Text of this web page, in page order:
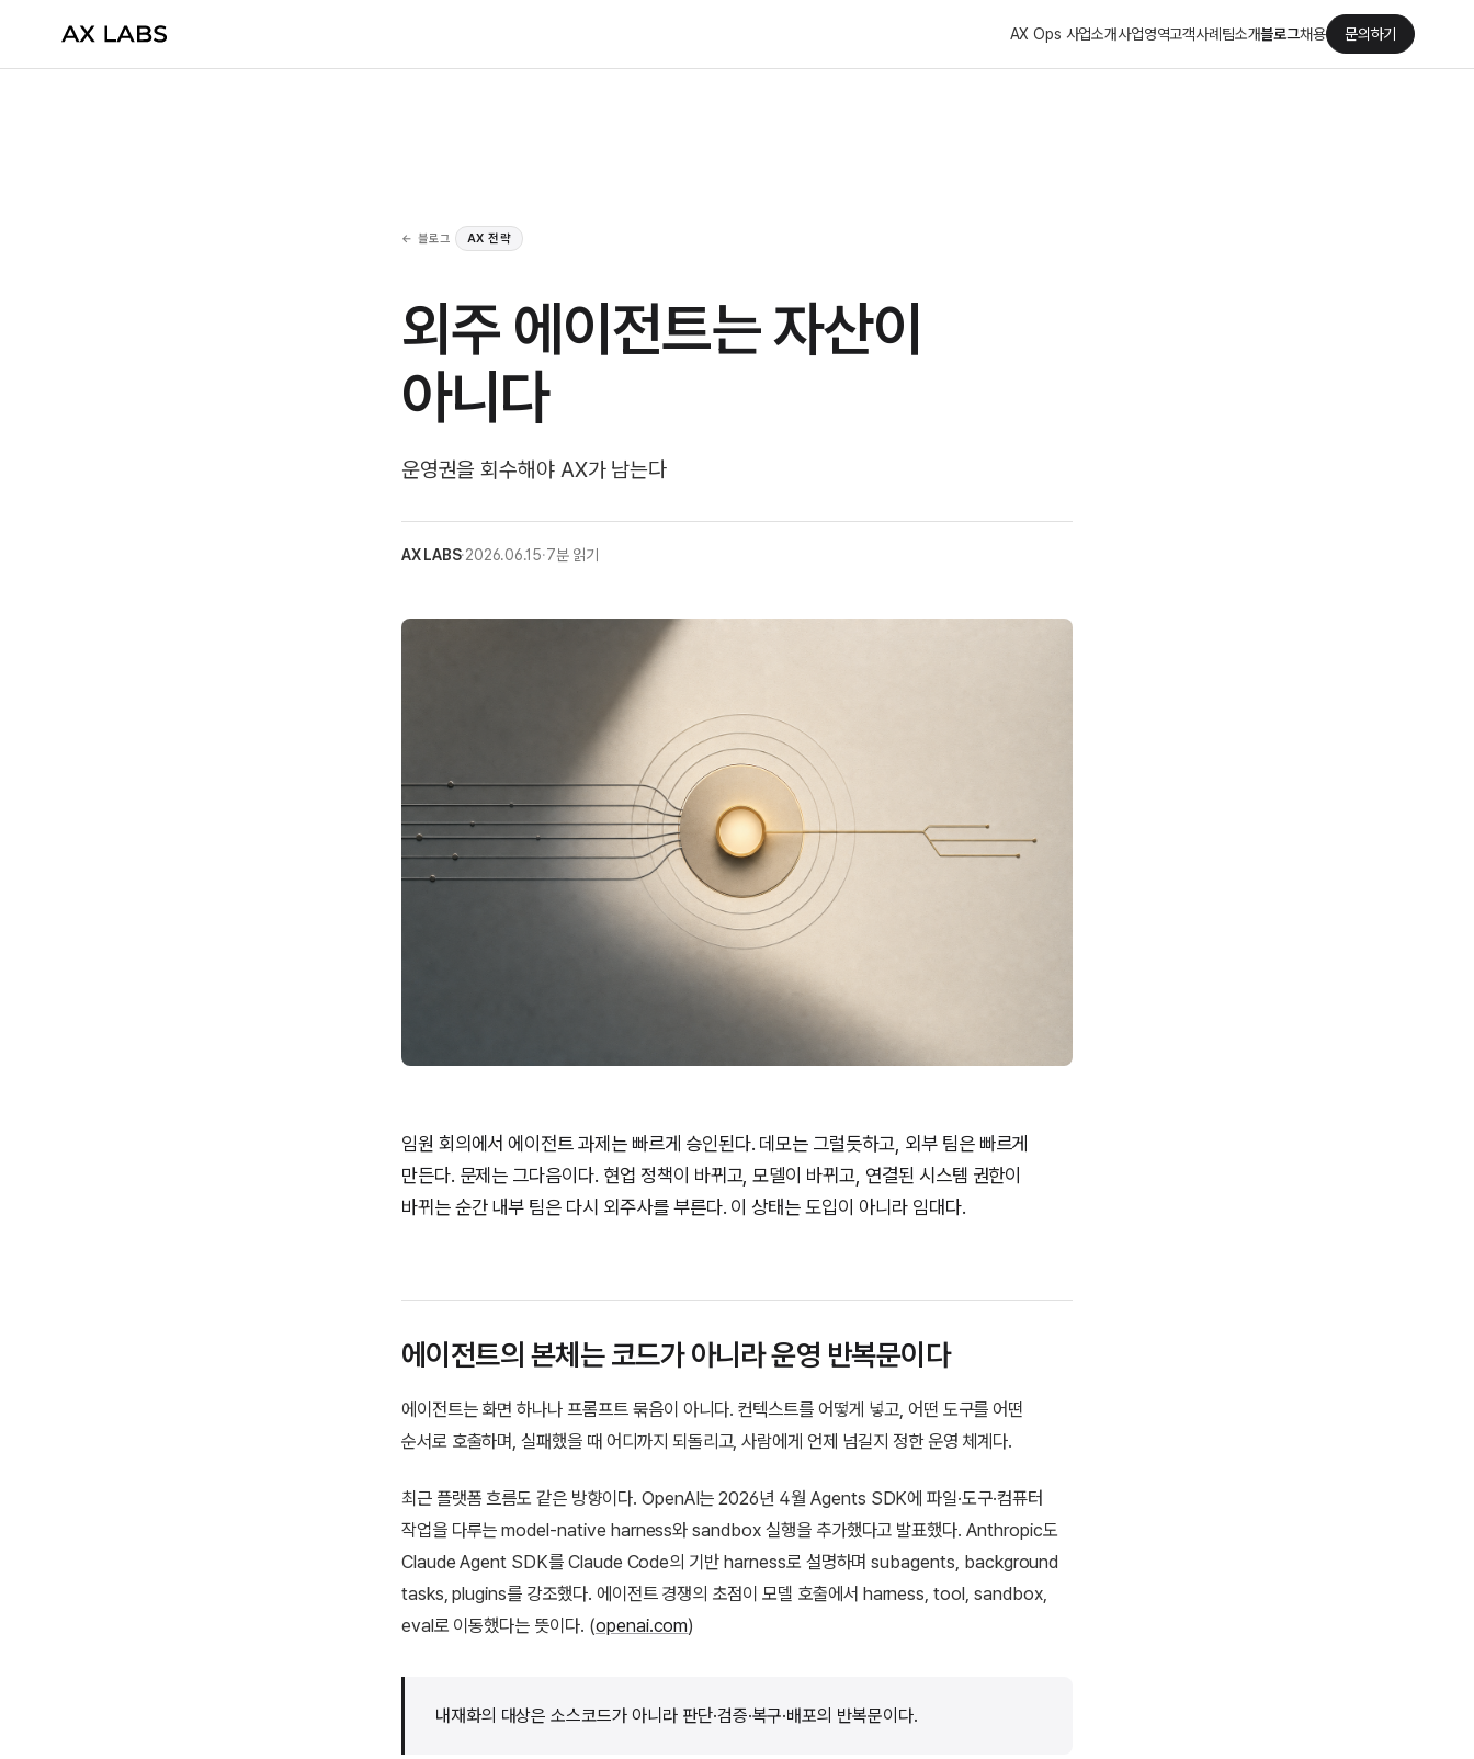
AX Ops 사업소개사업영역고객사례 팀소개블로그채용 문의하기
← 블로그 AX 전략
외주 에이전트는 자산이
아니다
운영권을 회수해야 AX가 남는다
AX LABS·2026.06.15·7분 읽기
임원 회의에서 에이전트 과제는 빠르게 승인된다. 데모는 그럴듯하고, 외부 팀은 빠르게
만든다. 문제는 그다음이다. 현업 정책이 바뀌고, 모델이 바뀌고, 연결된 시스템 권한이
바뀌는 순간 내부 팀은 다시 외주사를 부른다. 이 상태는 도입이 아니라 임대다.
에이전트의 본체는 코드가 아니라 운영 반복문이다
에이전트는 화면 하나나 프롬프트 묶음이 아니다. 컨텍스트를 어떻게 넣고, 어떤 도구를 어떤
순서로 호출하며, 실패했을 때 어디까지 되돌리고, 사람에게 언제 넘길지 정한 운영 체계다.
최근 플랫폼 흐름도 같은 방향이다. OpenAI는 2026년 4월 Agents SDK에 파일·도구·컴퓨터
작업을 다루는 model-native harness와 sandbox 실행을 추가했다고 발표했다. Anthropic도
Claude Agent SDK를 Claude Code의 기반 harness로 설명하며 subagents, background
tasks, plugins를 강조했다. 에이전트 경쟁의 초점이 모델 호출에서 harness, tool, sandbox,
eval로 이동했다는 뜻이다. (openai.com)
내재화의 대상은 소스코드가 아니라 판단·검증·복구·배포의 반복문이다.